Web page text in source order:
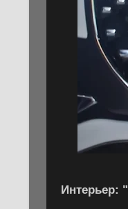
Интерьер: